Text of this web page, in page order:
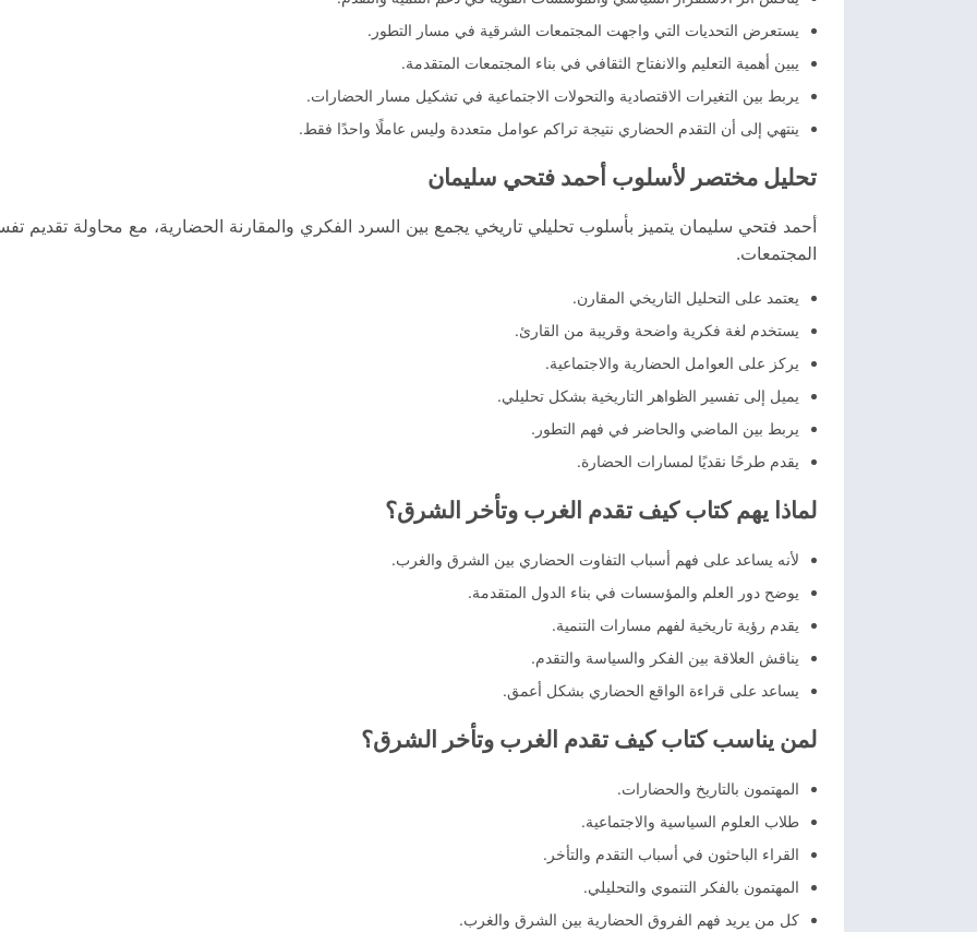
يستعرض التحديات التي واجهت المجتمعات الشرقية في مسار التطور.
يبين أهمية التعليم والانفتاح الثقافي في بناء المجتمعات المتقدمة.
يربط بين التغيرات الاقتصادية والتحولات الاجتماعية في تشكيل مسار الحضارات.
ينتهي إلى أن التقدم الحضاري نتيجة تراكم عوامل متعددة وليس عاملًا واحدًا فقط.
تحليل مختصر لأسلوب أحمد فتحي سليمان
أحمد فتحي سليمان يتميز بأسلوب تحليلي تاريخي يجمع بين السرد الفكري والمقارنة الحضارية، مع محاولة تقديم
المجتمعات.
يعتمد على التحليل التاريخي المقارن.
يستخدم لغة فكرية واضحة وقريبة من القارئ.
يركز على العوامل الحضارية والاجتماعية.
يميل إلى تفسير الظواهر التاريخية بشكل تحليلي.
يربط بين الماضي والحاضر في فهم التطور.
يقدم طرحًا نقديًا لمسارات الحضارة.
لماذا يهم كتاب كيف تقدم الغرب وتأخر الشرق؟
لأنه يساعد على فهم أسباب التفاوت الحضاري بين الشرق والغرب.
يوضح دور العلم والمؤسسات في بناء الدول المتقدمة.
يقدم رؤية تاريخية لفهم مسارات التنمية.
يناقش العلاقة بين الفكر والسياسة والتقدم.
يساعد على قراءة الواقع الحضاري بشكل أعمق.
لمن يناسب كتاب كيف تقدم الغرب وتأخر الشرق؟
المهتمون بالتاريخ والحضارات.
طلاب العلوم السياسية والاجتماعية.
القراء الباحثون في أسباب التقدم والتأخر.
المهتمون بالفكر التنموي والتحليلي.
كل من يريد فهم الفروق الحضارية بين الشرق والغرب.